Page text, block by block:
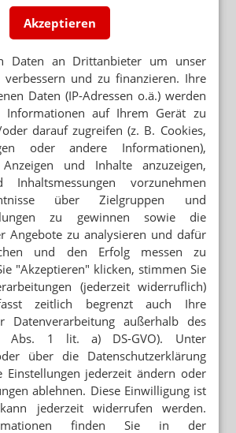
Akzeptieren
Daten an Drittanbieter um unser
verbessern und zu finanzieren. Ihre
Daten (IP-Adressen o.ä.) werden
Informationen auf Ihrem Gerät zu
darauf zugreifen (z. B. Cookies,
oder andere Informationen),
und Inhalte anzuzeigen,
Inhaltsmessungen vorzunehmen
über Zielgruppen und
zu gewinnen sowie die
Angebote zu analysieren und dafür
und den Erfolg messen zu
"Akzeptieren" klicken, stimmen Sie
(jederzeit widerruflich)
zeitlich begrenzt auch Ihre
Datenverarbeitung außerhalb des
Abs. 1 lit. a) DS-GVO). Unter
über die Datenschutzerklärung
Einstellungen jederzeit ändern oder
ablehnen. Diese Einwilligung ist
jederzeit widerrufen werden.
finden Sie in der
Zeitung steht, dass Sie mehr Geld
nicht krank sein, ich darf nicht
STATT ANTIHISTAMINIKA
rettet Nussallergiker
Apotheken in Meck-Pomm
APOTHEKER?
Firma wirbt in Apotheken
BEISPIELLOS“
mutiert?
SICH ERST JETZT